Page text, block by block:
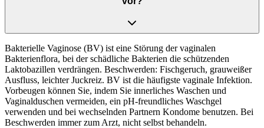
Bakterielle Vaginose (BV) ist eine Störung der vaginalen
Bakterienflora, bei der schädliche Bakterien die schützenden
Laktobazillen verdrängen. Beschwerden: Fischgeruch, grauweißer
Ausfluss, leichter Juckreiz. BV ist die häufigste vaginale Infektion.
Vorbeugen können Sie, indem Sie innerliches Waschen und
Vaginalduschen vermeiden, ein pH-freundliches Waschgel
verwenden und bei wechselnden Partnern Kondome benutzen. Bei
Beschwerden immer zum Arzt, nicht selbst behandeln.